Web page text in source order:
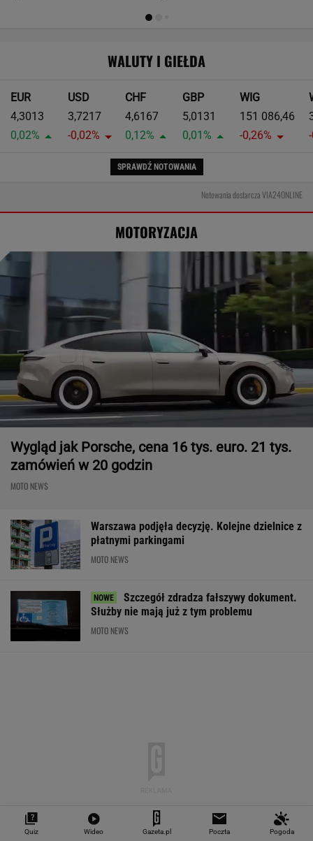
WALUTY I GIEŁDA
EUR
4,3013
0,02%
USD
3,7217
-0,02%
CHF
4,6167
0,12%
GBP
5,0131
0,01%
WIG
151 086,46
-0,26%
SPRAWDŹ NOTOWANIA
Notowania dostarcza VIA24ONLINE
MOTORYZACJA
Wygląd jak Porsche, cena 16 tys. euro. 21 tys.
zamówień w 20 godzin
MOTO NEWS
Warszawa podjęła decyzję. Kolejne dzielnice z
płatnymi parkingami
MOTO NEWS
Szczegół zdradza fałszywy dokument.
Służby nie mają już z tym problemu
MOTO NEWS
Quiz Wideo Gazeta.pl Poczta Pogoda